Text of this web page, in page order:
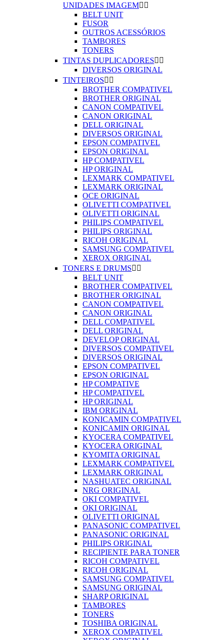
UNIDADES IMAGEM 
BELT UNIT
FUSOR
OUTROS ACESSÓRIOS
TAMBORES
TONERS
TINTAS DUPLICADORES 
DIVERSOS ORIGINAL
TINTEIROS 
BROTHER COMPATIVEL
BROTHER ORIGINAL
CANON COMPATIVEL
CANON ORIGINAL
DELL ORIGINAL
DIVERSOS ORIGINAL
EPSON COMPATIVEL
EPSON ORIGINAL
HP COMPATIVEL
HP ORIGINAL
LEXMARK COMPATIVEL
LEXMARK ORIGINAL
OCE ORIGINAL
OLIVETTI COMPATIVEL
OLIVETTI ORIGINAL
PHILIPS COMPATIVEL
PHILIPS ORIGINAL
RICOH ORIGINAL
SAMSUNG COMPATIVEL
XEROX ORIGINAL
TONERS E DRUMS 
BELT UNIT
BROTHER COMPATIVEL
BROTHER ORIGINAL
CANON COMPATIVEL
CANON ORIGINAL
DELL COMPATIVEL
DELL ORIGINAL
DEVELOP ORIGINAL
DIVERSOS COMPATIVEL
DIVERSOS ORIGINAL
EPSON COMPATIVEL
EPSON ORIGINAL
HP COMPATIVE
HP COMPATIVEL
HP ORIGINAL
IBM ORIGINAL
KONICAMIN COMPATIVEL
KONICAMIN ORIGINAL
KYOCERA COMPATIVEL
KYOCERA ORIGINAL
KYOMITA ORIGINAL
LEXMARK COMPATIVEL
LEXMARK ORIGINAL
NASHUATEC ORIGINAL
NRG ORIGINAL
OKI COMPATIVEL
OKI ORIGINAL
OLIVETTI ORIGINAL
PANASONIC COMPATIVEL
PANASONIC ORIGINAL
PHILIPS ORIGINAL
RECIPIENTE PARA TONER
RICOH COMPATIVEL
RICOH ORIGINAL
SAMSUNG COMPATIVEL
SAMSUNG ORIGINAL
SHARP ORIGINAL
TAMBORES
TONERS
TOSHIBA ORIGINAL
XEROX COMPATIVEL